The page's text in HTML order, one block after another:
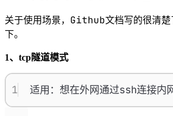
关于使用场景， Github文档写的很清
下。
1、tcp隧道模式
1 适用：想在外网通过ssh连接内